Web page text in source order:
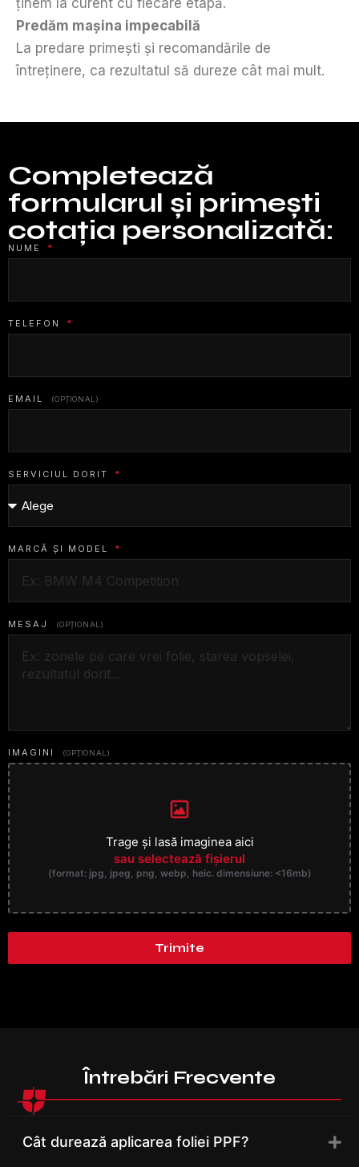
ținem la curent cu fiecare etapă.
Predăm mașina impecabilă
La predare primești și recomandările de
întreținere, ca rezultatul să dureze cât mai mult.
Completează
formularul și primești
cotația personalizată:
NUME *
TELEFON *
EMAIL (OPȚIONAL)
SERVICIUL DORIT *
MARCĂ ȘI MODEL *
MESAJ (OPȚIONAL)
IMAGINI (OPȚIONAL)
Trage și lasă imaginea aici
sau selectează fișierul
(format: jpg, jpeg, png, webp, heic. dimensiune: <16mb)
Trimite
Întrebări Frecvente
Cât durează aplicarea foliei PPF?